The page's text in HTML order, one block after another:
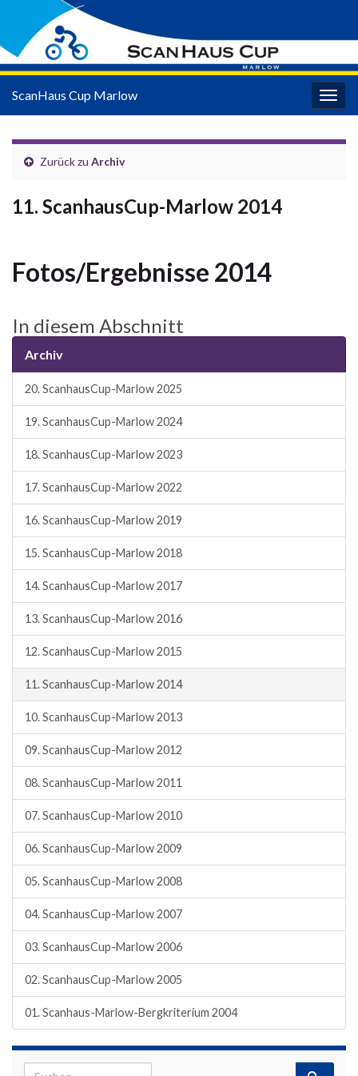
ScanHaus Cup Marlow
Zurück zu Archiv
11. ScanhausCup-Marlow 2014
Fotos/Ergebnisse 2014
In diesem Abschnitt
Archiv
20. ScanhausCup-Marlow 2025
19. ScanhausCup-Marlow 2024
18. ScanhausCup-Marlow 2023
17. ScanhausCup-Marlow 2022
16. ScanhausCup-Marlow 2019
15. ScanhausCup-Marlow 2018
14. ScanhausCup-Marlow 2017
13. ScanhausCup-Marlow 2016
12. ScanhausCup-Marlow 2015
11. ScanhausCup-Marlow 2014
10. ScanhausCup-Marlow 2013
09. ScanhausCup-Marlow 2012
08. ScanhausCup-Marlow 2011
07. ScanhausCup-Marlow 2010
06. ScanhausCup-Marlow 2009
05. ScanhausCup-Marlow 2008
04. ScanhausCup-Marlow 2007
03. ScanhausCup-Marlow 2006
02. ScanhausCup-Marlow 2005
01. Scanhaus-Marlow-Bergkriterium 2004
Search for: